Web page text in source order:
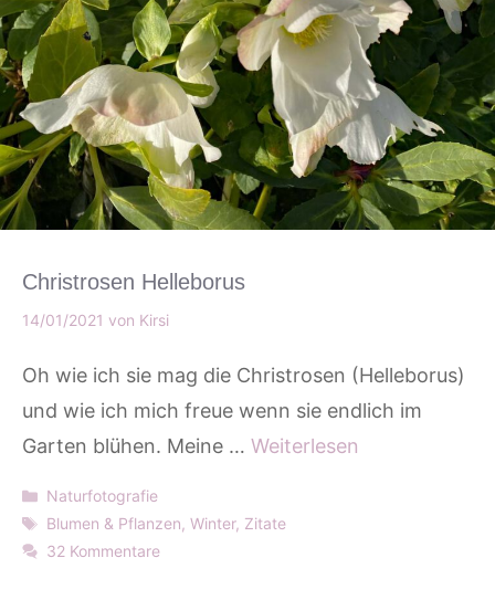
Christrosen Helleborus
14/01/2021 von Kirsi
Oh wie ich sie mag die Christrosen (Helleborus)
und wie ich mich freue wenn sie endlich im
Garten blühen. Meine … Weiterlesen
Kategorien
Naturfotografie
Schlagwörter
Blumen & Pflanzen,Winter, Zitate
32 Kommentare